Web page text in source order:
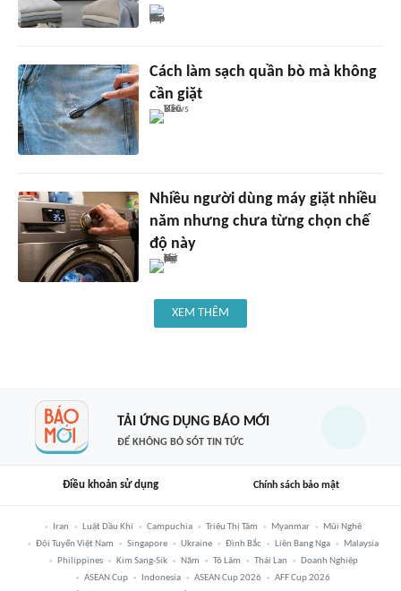
Cách làm sạch quần bò mà không
cần giặt
Nhiều người dùng máy giặt nhiều
năm nhưng chưa từng chọn chế
độ này
XEM THÊM
TẢI ỨNG DỤNG BÁO MỚI
ĐỂ KHÔNG BỎ SÓT TIN TỨC
Điều khoản sử dụng Chính sách bảo mật
Iran Luật Dầu Khí Campuchia Triệu Thị Tâm Myanmar
Mũi Nghê
Đội Tuyển Việt Nam
Singapore Ukraine Đình Bắc Liên Bang Nga
Malaysia
Philippines
Kim Sang-Sik Năm Tô Lâm Thái Lan
Doanh Nghiệp
ASEAN Cup
Indonesia ASEAN Cup 2026
AFF Cup 2026